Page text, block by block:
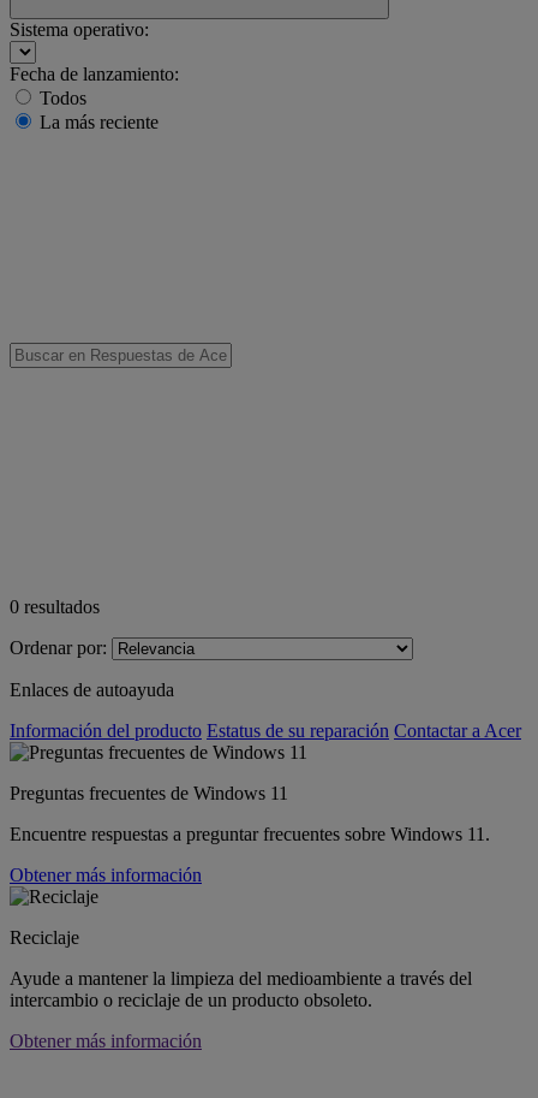
Sistema operativo:
Fecha de lanzamiento:
Todos
La más reciente
0 resultados
Ordenar por:
Enlaces de autoayuda
Información del producto Estatus de su reparación Contactar a Acer
Preguntas frecuentes de Windows 11
Encuentre respuestas a preguntar frecuentes sobre Windows 11.
Obtener más información
Reciclaje
Ayude a mantener la limpieza del medioambiente a través del
intercambio o reciclaje de un producto obsoleto.
Obtener más información